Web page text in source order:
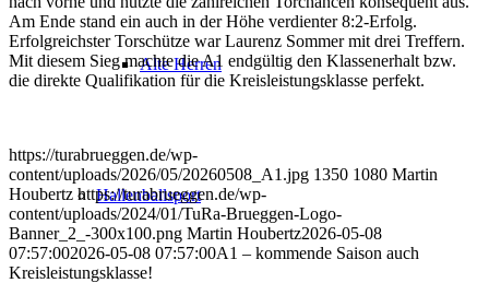
Alte Herren
Hallenballsport
Am Ende stand ein auch in der Höhe verdienter 8:2-Erfolg.
Erfolgreichster Torschütze war Laurenz Sommer mit drei Treffern.
Mit diesem Sieg machte die A1 endgültig den Klassenerhalt bzw.
die direkte Qualifikation für die Kreisleistungsklasse perfekt.
https://turabrueggen.de/wp-
content/uploads/2026/05/20260508_A1.jpg 1350 1080 Martin
Houbertz https://turabrueggen.de/wp-
content/uploads/2024/01/TuRa-Brueggen-Logo-
Banner_2_-300x100.png Martin Houbertz2026-05-08
07:57:002026-05-08 07:57:00A1 – kommende Saison auch
Kreisleistungsklasse!